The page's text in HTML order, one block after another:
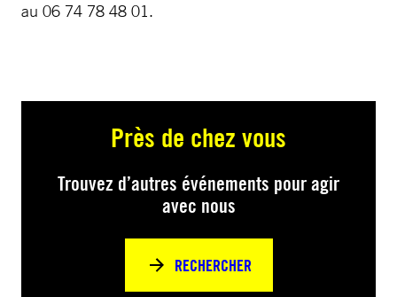
au 06 74 78 48 01.
Près de chez vous
Trouvez d’autres événements pour agir
avec nous
RECHERCHER